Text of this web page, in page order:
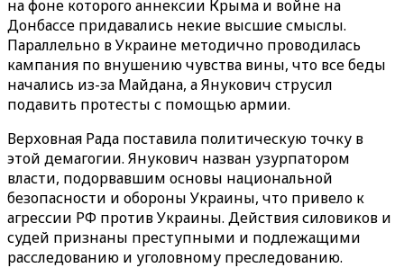
на фоне которого аннексии Крыма и войне на
Донбассе придавались некие высшие смыслы.
Параллельно в Украине методично проводилась
кампания по внушению чувства вины, что все беды
начались из-за Майдана, а Янукович струсил
подавить протесты с помощью армии.
Верховная Рада поставила политическую точку в
этой демагогии. Янукович назван узурпатором
власти, подорвавшим основы национальной
безопасности и обороны Украины, что привело к
агрессии РФ против Украины. Действия силовиков и
судей признаны преступными и подлежащими
расследованию и уголовному преследованию.